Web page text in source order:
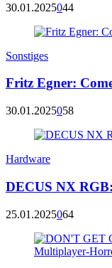
30.01.2025044
Sonstiges
Fritz Egner:
30.01.2025058
Hardware
DECUS NX
25.01.2025064